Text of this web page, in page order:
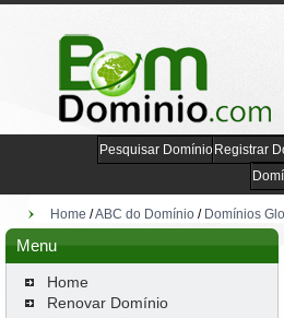
Pesquisar Domínio Registrar
Home /ABC do Domínio / Domínios
Menu
Home
Renovar Domínio